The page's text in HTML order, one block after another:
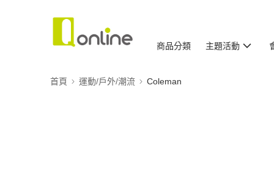
商品分類 主題活動
首頁 運動/戶外/潮流 Coleman